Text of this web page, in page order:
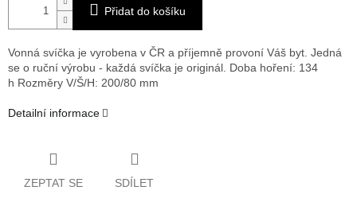
Přidat do košíku
Vonná svíčka je vyrobena v ČR a příjemně provoní Váš byt. Jedná
se o ruční výrobu - každá svíčka je originál. Doba hoření: 134
h Rozměry V/Š/H: 200/80 mm
Detailní informace
ZEPTAT SE SDÍLET